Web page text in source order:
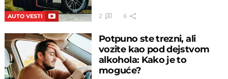
AUTO VESTI 2 6
Potpuno ste trezni, ali
vozite kao pod dejstvom
alkohola: Kako je to
moguće?